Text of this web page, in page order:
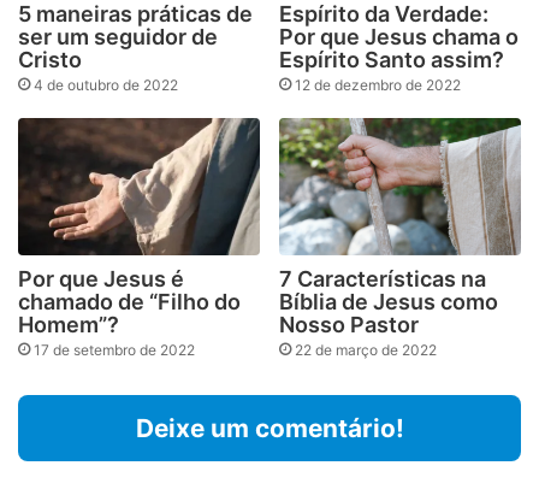
5 maneiras práticas de
ser um seguidor de
Cristo
4 de outubro de 2022
Espírito da Verdade:
Por que Jesus chama o
Espírito Santo assim?
12 de dezembro de 2022
Por que Jesus é
chamado de “Filho do
Homem”?
17 de setembro de 2022
7 Características na
Bíblia de Jesus como
Nosso Pastor
22 de março de 2022
Deixe um comentário!